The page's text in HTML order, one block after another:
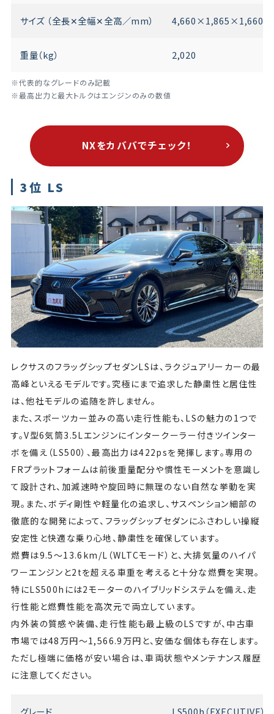
サイズ （全長✕全幅✕全高／mm） 4,660×1,865×1,660
重量（kg） 2,020
※代表的なグレードのみ記載
※最高出力と最大トルクはエンジンのみの数値
NXをカババでチェック！
3位 LS
レクサスのフラッグシップセダンLSは、ラクジュアリーカーの最
高峰といえるモデルです。究極にまで追求した静粛性と居住性
は、他社モデルの追随を許しません。
また、スポーツカー並みの高い走行性能も、LSの魅力の1つで
す。V型6気筒3.5Lエンジンにインタークーラー付きツインター
ボを備え（LS500）、最高出力は422psを発揮します。専用の
FRプラットフォームは前後重量配分や慣性モーメントを意識し
て設計され、加減速時や旋回時に無理のない自然な挙動を実
現。また、ボディ剛性や軽量化の追求し、サスペンション細部の
徹底的な開発によって、フラッグシップセダンにふさわしい操縦
安定性と快適な乗り心地、静粛性を確保しています。
燃費は9.5〜13.6km/L（WLTCモード）と、大排気量のハイパ
ワーエンジンと2tを超える車重を考えると十分な燃費を実現。
特にLS500hには2モーターのハイブリッドシステムを備え、走
行性能と燃費性能を高次元で両立しています。
内外装の質感や装備、走行性能も最上級のLSですが、中古車
市場では48万円～1,566.9万円と、安価な個体も存在します。
ただし極端に価格が安い場合は、車両状態やメンテナンス履歴
に注意してください。
グレード LS500h（EXECUTIVE）